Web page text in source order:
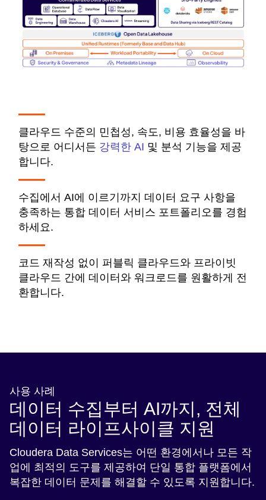
클라우드 수준의 민첩성, 속도, 비용 효율성을 바
탕으로 어디서든 강력한 AI 및 분석 기능을 제공
합니다.
수집에서 AI에 이르기까지 데이터 요구 사항을
충족하는 통합 데이터 서비스 포트폴리오를 경험
하세요.
코드 재작성 없이 퍼블릭 클라우드와 프라이빗
클라우드 간에 데이터와 워크로드를 원활하게 전
환합니다.
사용 사례
데이터 수집부터 AI까지, 전체
데이터 라이프사이클 지원
Cloudera Data Services는 어떤 환경에서나 모든 작
업에 최적의 도구를 제공하여 단일 통합 플랫폼에서
복잡한 데이터 문제를 해결할 수 있도록 지원합니다.